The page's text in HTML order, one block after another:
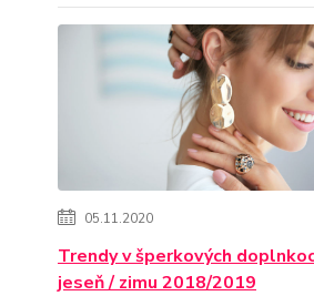
05.11.2020
Trendy v šperkových
jeseň / zimu 2018/2019